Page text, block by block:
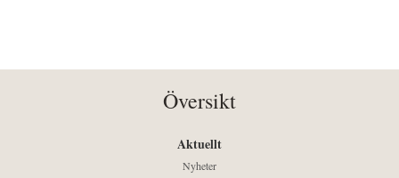
Översikt
Aktuellt
Nyheter